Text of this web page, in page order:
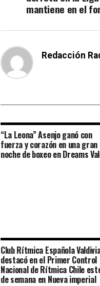
mantiene en el
Redacción
“La Leona” Asenjo ganó con
fuerza y corazón en una gran
noche de boxeo en Dreams
Club Rítmica Española
destacó en el Primer Control
Nacional de Rítmica Chile
de semana en Nueva imperial